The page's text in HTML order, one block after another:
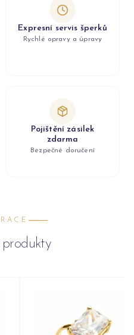
Expresní servis šperků
Rychlé opravy a úpravy
Pojištění zásilek
zdarma
Bezpečné doručení
produkty